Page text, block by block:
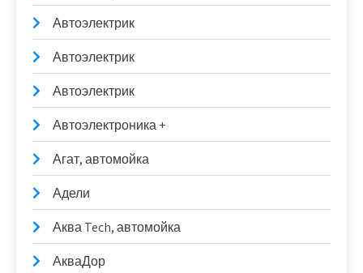
Автоэлектрик
Автоэлектрик
Автоэлектрик
Автоэлектроника +
Агат, автомойка
Адели
Аква Tech, автомойка
АкваДор